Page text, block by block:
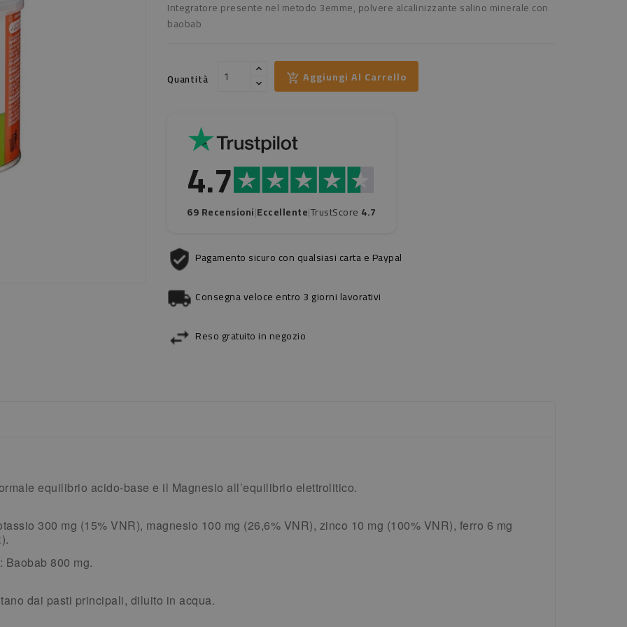
Integratore presente nel metodo 3emme, polvere alcalinizzante salino minerale con
baobab
Quantità Aggiungi Al Carrello
4.7
69 Recensioni|Eccellente|TrustScore 4.7
Pagamento sicuro con qualsiasi carta e Paypal
Consegna veloce entro 3 giorni lavorativi
Reso gratuito in negozio
equilibrio acido-base e il Magnesio all’equilibrio elettrolitico.
300 mg (15% VNR), magnesio 100 mg (26,6% VNR), zinco 10 mg (100% VNR), ferro 6 mg
800 mg.
dai pasti principali, diluito in acqua.